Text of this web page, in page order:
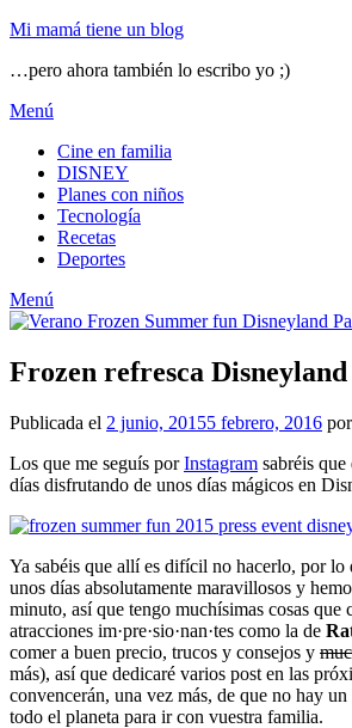
Mi mamá tiene un blog
…pero ahora también lo escribo yo ;)
Menú
Cine en familia
DISNEY
Planes con niños
Tecnología
Recetas
Deportes
Menú
Frozen refresca
Publicada el 2 junio, 20155 febrero, 2016 por
Los que me seguís porInstagram sabréis
días disfrutando de unos días mágicos en
Ya sabéis que allí es difícil no hacerlo, por lo
unos días absolutamente maravillosos y
minuto, así que tengo muchísimas cosas que
atracciones im·pre·sio·nan·tes como la de
comer a buen precio, trucos y consejos y
más), así que dedicaré varios post en las
convencerán, una vez más, de que no hay un
todo el planeta para ir con vuestra familia.